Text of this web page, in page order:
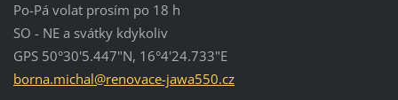
Po-Pá volat prosím po 18 h
SO - NE a svátky kdykoliv
GPS 50°30'5.447"N, 16°4'24.733"E
borna.michal@renovace-jawa550.cz